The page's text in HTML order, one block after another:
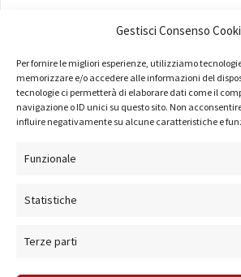
Gestisci Consenso
Per fornire le migliori esperienze, utilizziamo
memorizzare e/o accedere alle informazioni del
tecnologie ci permetterà di elaborare dati come il
navigazione o ID unici su questo sito. Non
influire negativamente su alcune caratteristiche e
Funzionale
Statistiche
Terze parti
TERMINI E
PRIVACY POLICY